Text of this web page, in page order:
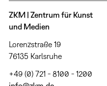
ZKM | Zentrum für Kunst
und Medien
Lorenzstraße 19
76135 Karlsruhe
+49 (0) 721 - 8100 - 1200